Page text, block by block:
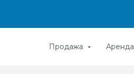
Продажа Аренда